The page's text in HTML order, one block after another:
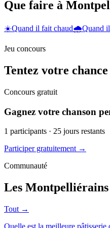
Que faire à
☀️Quand il fait chaud🌧️Quand
Jeu concours
Tentez votre chance
Concours gratuit
Gagnez votre chanson
1 participants · 25 jours restants
Participer gratuitement →
Communauté
Les
Tout →